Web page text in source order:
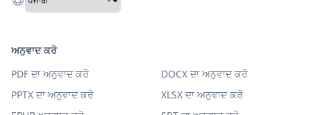
ਅਨੁਵਾਦ ਕਰੋ
PDF ਦਾ ਅਨੁਵਾਦ ਕਰੋ
DOCX ਦਾ ਅਨੁਵਾਦ ਕਰੋ
PPTX ਦਾ ਅਨੁਵਾਦ ਕਰੋ
XLSX ਦਾ ਅਨੁਵਾਦ ਕਰੋ